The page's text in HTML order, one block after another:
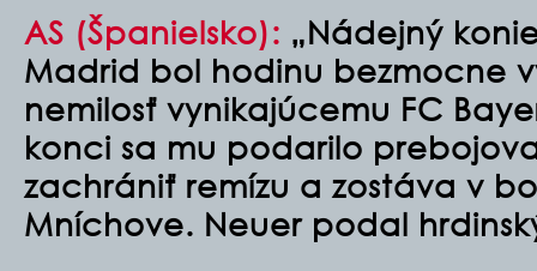
AS (Španielsko): „Nádejný
Madrid bol hodinu bezmocne
nemilosť vynikajúcemu FC
konci sa mu podarilo
zachrániť remízu a zostáva v
Mníchove. Neuer podal